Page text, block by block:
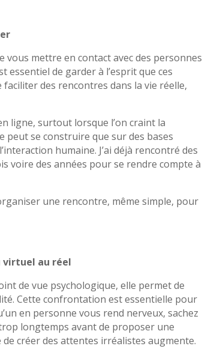
mettre en contact avec des personnes
essentiel de garder à l’esprit que ces
des rencontres dans la vie réelle,
ligne, surtout lorsque l’on craint la
peut se construire que sur des bases
humaine. J’ai déjà rencontré des
voire des années pour se rendre compte à
une rencontre, même simple, pour
virtuel au réel
de vue psychologique, elle permet de
Cette confrontation est essentielle pour
en personne vous rend nerveux, sachez
longtemps avant de proposer une
créer des attentes irréalistes augmente.